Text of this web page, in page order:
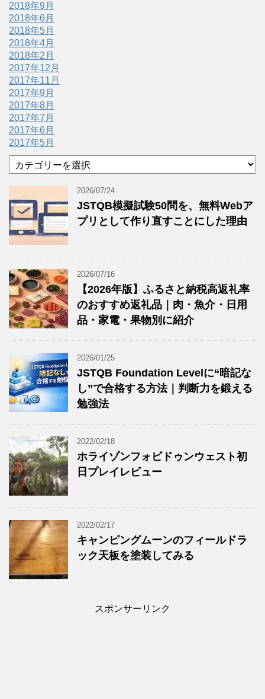
2018年9月
2018年6月
2018年5月
2018年4月
2018年2月
2017年12月
2017年11月
2017年9月
2017年8月
2017年7月
2017年6月
2017年5月
テ
ゴ
リ
ー
2026/07/24
JSTQB模擬試験50問を、無料Webア
プリとして作り直すことにした理由
2026/07/16
【2026年版】ふるさと納税高返礼率
のおすすめ返礼品｜肉・魚介・日用
品・家電・果物別に紹介
2026/01/25
JSTQB Foundation Levelに“暗記な
し”で合格する方法｜判断力を鍛える
勉強法
2022/02/18
ホライゾンフォビドゥンウェスト初
日プレイレビュー
2022/02/17
キャンピングムーンのフィールドラ
ック天板を塗装してみる
スポンサーリンク